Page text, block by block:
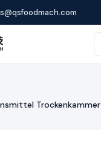
Trockenkammer